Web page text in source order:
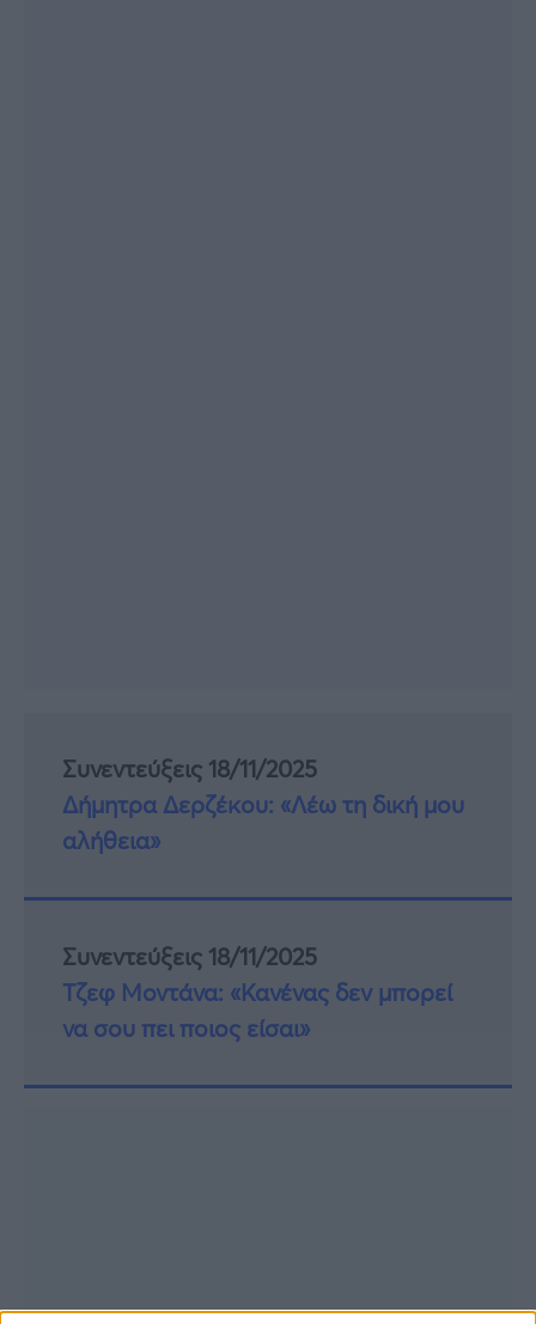
Συνεντεύξεις 18/11/2025
Δήμητρα Δερζέκου: «Λέω τη δική μου
αλήθεια»
Συνεντεύξεις 18/11/2025
Τζεφ Μοντάνα: «Κανένας δεν μπορεί
να σου πει ποιος είσαι»